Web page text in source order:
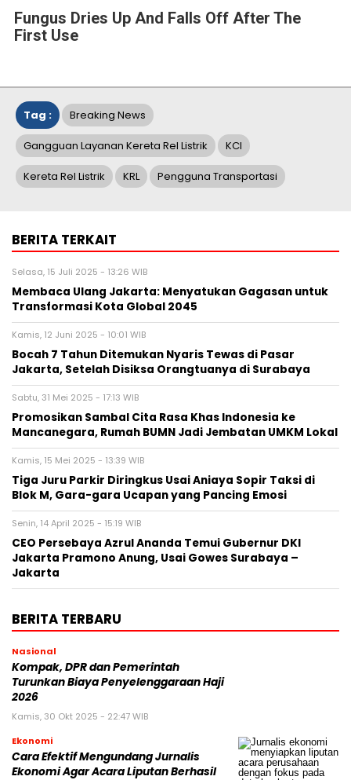
Fungus Dries Up And Falls Off After The
First Use
Tag : Breaking News
Gangguan Layanan Kereta Rel Listrik KCI
Kereta Rel Listrik KRL Pengguna Transportasi
BERITA TERKAIT
Selasa, 15 Juli 2025 - 13:26 WIB
Membaca Ulang Jakarta: Menyatukan Gagasan untuk
Transformasi Kota Global 2045
Kamis, 12 Juni 2025 - 10:01 WIB
Bocah 7 Tahun Ditemukan Nyaris Tewas di Pasar
Jakarta, Setelah Disiksa Orangtuanya di Surabaya
Sabtu, 31 Mei 2025 - 17:13 WIB
Promosikan Sambal Cita Rasa Khas Indonesia ke
Mancanegara, Rumah BUMN Jadi Jembatan UMKM Lokal
Kamis, 15 Mei 2025 - 13:39 WIB
Tiga Juru Parkir Diringkus Usai Aniaya Sopir Taksi di
Blok M, Gara-gara Ucapan yang Pancing Emosi
Senin, 14 April 2025 - 15:19 WIB
CEO Persebaya Azrul Ananda Temui Gubernur DKI
Jakarta Pramono Anung, Usai Gowes Surabaya –
Jakarta
BERITA TERBARU
Nasional
Kompak, DPR dan Pemerintah
Turunkan Biaya Penyelenggaraan Haji
2026
Kamis, 30 Okt 2025 - 22:47 WIB
Ekonomi
Cara Efektif Mengundang Jurnalis
Ekonomi Agar Acara Liputan Berhasil